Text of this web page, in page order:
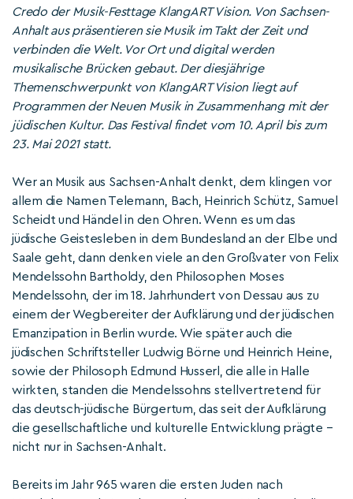
Credo der Musik-Festtage KlangART Vision. Von Sachsen-
Anhalt aus präsentieren sie Musik im Takt der Zeit und
verbinden die Welt. Vor Ort und digital werden
musikalische Brücken gebaut. Der diesjährige
Themenschwerpunkt von KlangART Vision liegt auf
Programmen der Neuen Musik in Zusammenhang mit der
jüdischen Kultur. Das Festival findet vom 10. April bis zum
23. Mai 2021 statt.
Wer an Musik aus Sachsen-Anhalt denkt, dem klingen vor
allem die Namen Telemann, Bach, Heinrich Schütz, Samuel
Scheidt und Händel in den Ohren. Wenn es um das
jüdische Geistesleben in dem Bundesland an der Elbe und
Saale geht, dann denken viele an den Großvater von Felix
Mendelssohn Bartholdy, den Philosophen Moses
Mendelssohn, der im 18. Jahrhundert von Dessau aus zu
einem der Wegbereiter der Aufklärung und der jüdischen
Emanzipation in Berlin wurde. Wie später auch die
jüdischen Schriftsteller Ludwig Börne und Heinrich Heine,
sowie der Philosoph Edmund Husserl, die alle in Halle
wirkten, standen die Mendelssohns stellvertretend für
das deutsch-jüdische Bürgertum, das seit der Aufklärung
die gesellschaftliche und kulturelle Entwicklung prägte –
nicht nur in Sachsen-Anhalt.
Bereits im Jahr 965 waren die ersten Juden nach